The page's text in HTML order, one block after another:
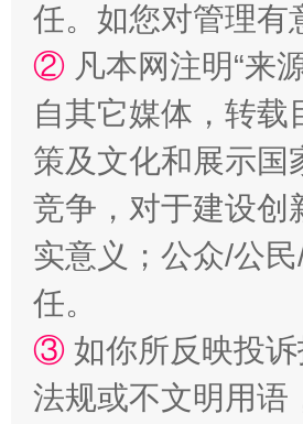
漫山遍野的桃花与雪山、麦地、白藏
任。如您对管理有
② 凡本网注明“来
自其它媒体，转
策及文化和展示国
竞争，对于建设创
实意义；公众/公
任。
③ 如你所反映投
法规或不文明用语